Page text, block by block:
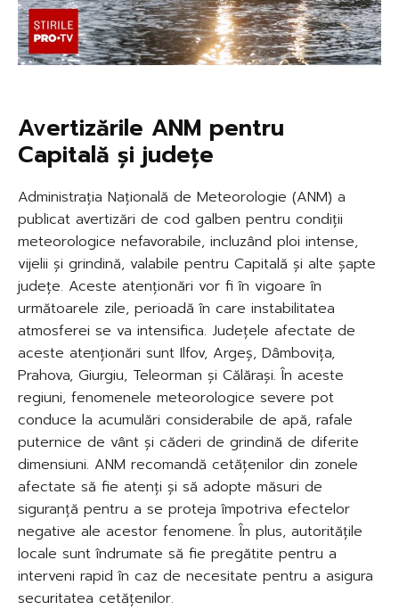
Avertizările ANM pentru
Capitală și județe
Administrația Națională de Meteorologie (ANM) a
publicat avertizări de cod galben pentru condiții
meteorologice nefavorabile, incluzând ploi intense,
vijelii și grindină, valabile pentru Capitală și alte șapte
județe. Aceste atenționări vor fi în vigoare în
următoarele zile, perioadă în care instabilitatea
atmosferei se va intensifica. Județele afectate de
aceste atenționări sunt Ilfov, Argeș, Dâmbovița,
Prahova, Giurgiu, Teleorman și Călărași. În aceste
regiuni, fenomenele meteorologice severe pot
conduce la acumulări considerabile de apă, rafale
puternice de vânt și căderi de grindină de diferite
dimensiuni. ANM recomandă cetățenilor din zonele
afectate să fie atenți și să adopte măsuri de
siguranță pentru a se proteja împotriva efectelor
negative ale acestor fenomene. În plus, autoritățile
locale sunt îndrumate să fie pregătite pentru a
interveni rapid în caz de necesitate pentru a asigura
securitatea cetățenilor.